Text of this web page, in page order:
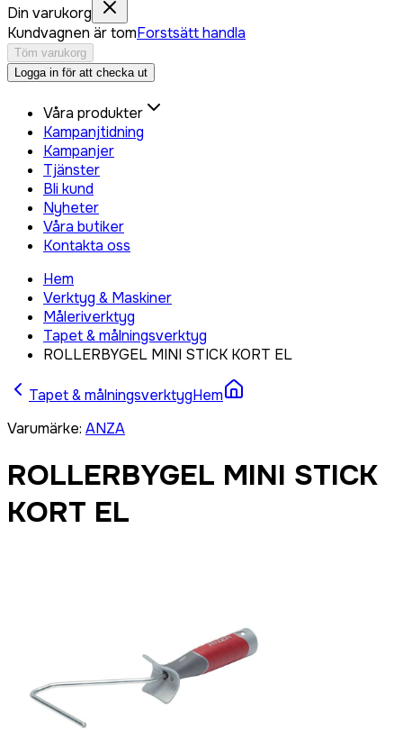
Din varukorg
Kundvagnen är tomForstsätt handla
Töm varukorg
Logga in för att checka ut
Våra produkter
Kampanjtidning
Kampanjer
Tjänster
Bli kund
Nyheter
Våra butiker
Kontakta oss
Hem
Verktyg & Maskiner
Måleriverktyg
Tapet & målningsverktyg
ROLLERBYGEL MINI STICK KORT EL
Tapet & målningsverktygHem
Varumärke: ANZA
ROLLERBYGEL MINI STICK
KORT EL